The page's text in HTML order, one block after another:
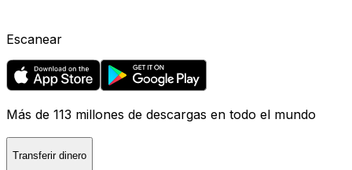
Escanear
Más de 113 millones de descargas en todo el mundo
Transferir dinero